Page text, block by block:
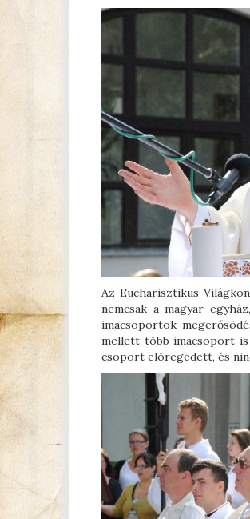
Az Eucharisztikus
nemcsak a magyar
imacsoportok
mellett több imacsoport is
csoport elöregedett, és